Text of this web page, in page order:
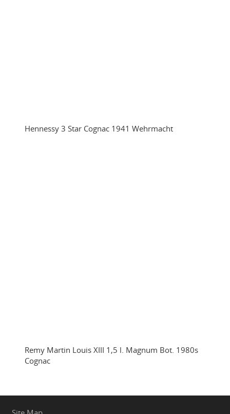
Hennessy 3 Star Cognac 1941 Wehrmacht
Remy Martin Louis XIII 1,5 l. Magnum Bot. 1980s
Cognac